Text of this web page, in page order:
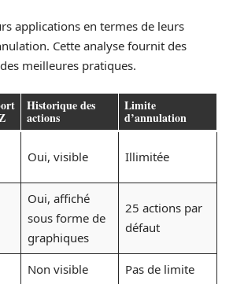
applications en termes de leurs
Cette analyse fournit des
meilleures pratiques.
Historique des
actions
Limite
d’annulation
Oui, visible Illimitée
Oui, affiché
sous forme de
graphiques
25 actions par
défaut
Non visible
Pas de limite